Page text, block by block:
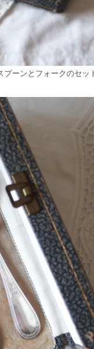
プーンとフォークのセッ